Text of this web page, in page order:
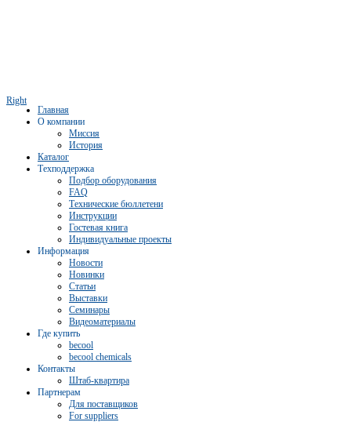
Right
Главная
О компании
Миссия
История
Каталог
Техподдержка
Подбор оборудования
FAQ
Технические бюллетени
Инструкции
Гостевая книга
Индивидуальные проекты
Информация
Новости
Новинки
Статьи
Выставки
Семинары
Видеоматериалы
Где купить
becool
becool chemicals
Контакты
Штаб-квартира
Партнерам
Для поставщиков
For suppliers